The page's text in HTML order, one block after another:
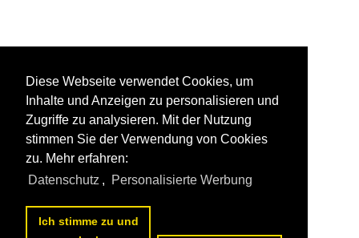
Diese Webseite verwendet Cookies, um
Inhalte und Anzeigen zu personalisieren und
Zugriffe zu analysieren. Mit der Nutzung
stimmen Sie der Verwendung von Cookies
zu. Mehr erfahren:
Datenschutz , Personalisierte Werbung
Ich stimme zu und